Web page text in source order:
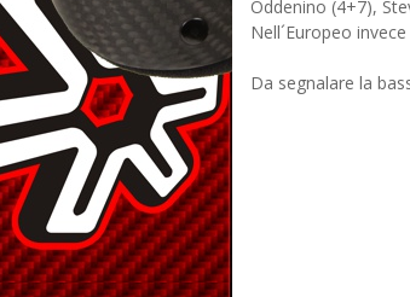
Oddenino (4+7),
Nell´Europeo
Da segnalare la